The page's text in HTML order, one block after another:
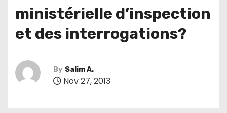
ministérielle d’inspection
et des interrogations?
By Salim A.
Nov 27, 2013